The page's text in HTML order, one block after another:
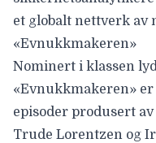
et globalt nettverk
«Evnukkmakeren»
Nominert i klassen
«Evnukkmakeren»
episoder produsert
Trude Lorentzen og